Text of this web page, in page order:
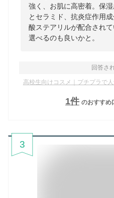
強く、お肌に高密着。保
とセラミド、抗炎症作用
酸ステアリルが配合され
選べるのも良いかと。
回答さ
高校生向けコスメ｜プチプラで
1件 のおすすめ
3